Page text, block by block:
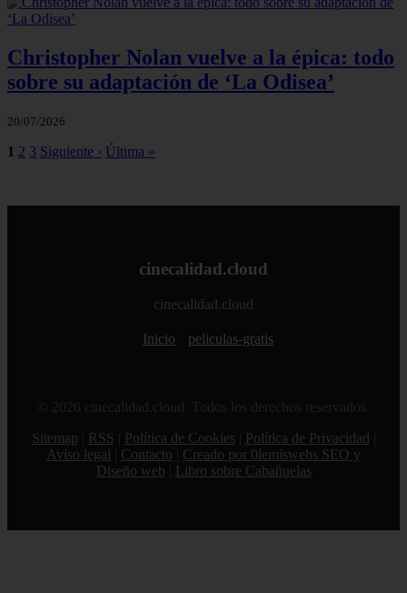
Christopher Nolan vuelve a la épica: todo
sobre su adaptación de ‘La Odisea’
20/07/2026
1 2 3 Siguiente › Última »
cinecalidad.cloud
cinecalidad.cloud
Inicio peliculas-gratis
© 2026 cinecalidad.cloud. Todos los derechos reservados.
Sitemap
RSS Política de Cookies Política de Privacidad
Aviso legal
Contacto
Creado por 0lemiswebs SEO y
Diseño web
Libro sobre Cabañuelas